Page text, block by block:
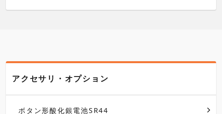
アクセサリ・オプション
ボタン形酸化銀電池SR44